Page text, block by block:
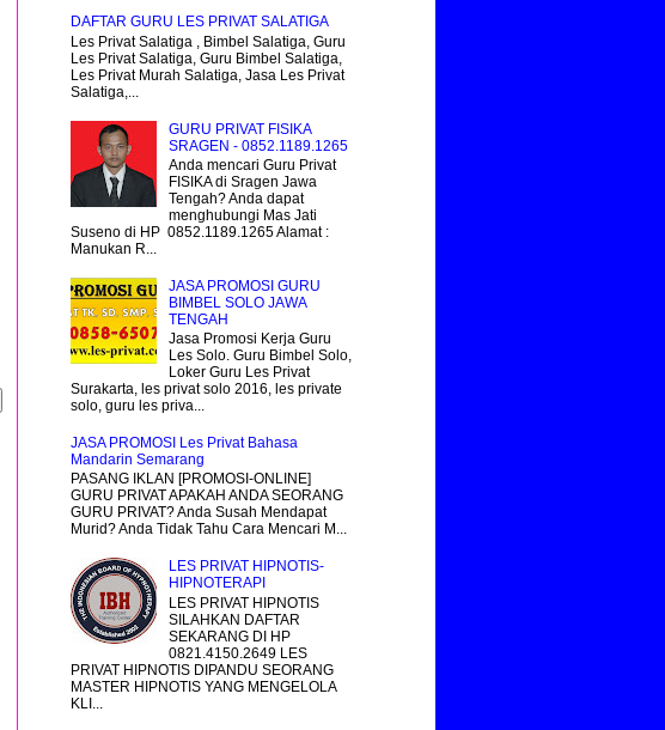
DAFTAR GURU LES PRIVAT SALATIGA
Les Privat Salatiga , Bimbel Salatiga, Guru
Les Privat Salatiga, Guru Bimbel Salatiga,
Les Privat Murah Salatiga, Jasa Les Privat
Salatiga,...
GURU PRIVAT FISIKA
SRAGEN - 0852.1189.1265
Anda mencari Guru Privat
FISIKA di Sragen Jawa
Tengah? Anda dapat
menghubungi Mas Jati
Suseno di HP 0852.1189.1265 Alamat :
Manukan R...
JASA PROMOSI GURU
BIMBEL SOLO JAWA
TENGAH
Jasa Promosi Kerja Guru
Les Solo. Guru Bimbel Solo,
Loker Guru Les Privat
Surakarta, les privat solo 2016, les private
solo, guru les priva...
JASA PROMOSI Les Privat Bahasa
Mandarin Semarang
PASANG IKLAN [PROMOSI-ONLINE]
GURU PRIVAT APAKAH ANDA SEORANG
GURU PRIVAT? Anda Susah Mendapat
Murid? Anda Tidak Tahu Cara Mencari M...
LES PRIVAT HIPNOTIS-
HIPNOTERAPI
LES PRIVAT HIPNOTIS
SILAHKAN DAFTAR
SEKARANG DI HP
0821.4150.2649 LES
PRIVAT HIPNOTIS DIPANDU SEORANG
MASTER HIPNOTIS YANG MENGELOLA
KLI...